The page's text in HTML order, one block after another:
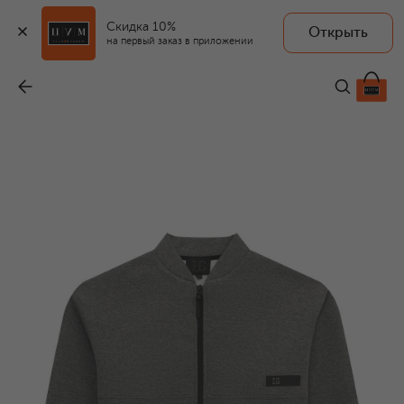
Скидка 10%
на первый заказ в приложении
Открыть
10 650 ₽